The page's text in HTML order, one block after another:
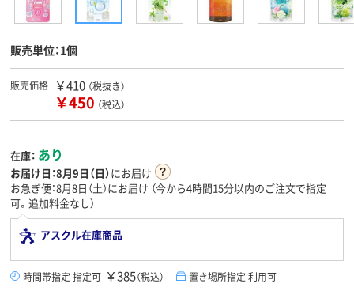
販売単位：1個
販売価格 ￥410 （税抜き）
￥450 （税込）
在庫： あり
お届け日：8月9日（日）にお届け
お急ぎ便：8月8日（土）にお届け （今から4時間15分以内のご注文で指定
可。追加料金なし）
アスクル在庫商品
時間帯指定 指定可 ￥385（税込） 置き場所指定 利用可